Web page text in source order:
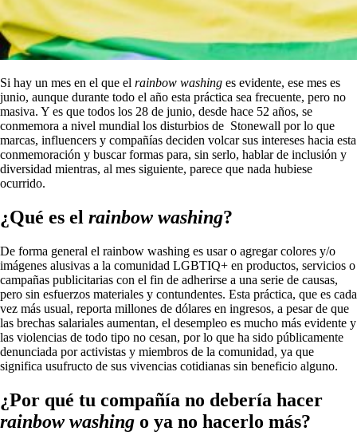
Si hay un mes en el que el rainbow washing es evidente, ese mes es
junio, aunque durante todo el año esta práctica sea frecuente, pero no
masiva. Y es que todos los 28 de junio, desde hace 52 años, se
conmemora a nivel mundial los disturbios de Stonewall por lo que
marcas, influencers y compañías deciden volcar sus intereses hacia esta
conmemoración y buscar formas para, sin serlo, hablar de inclusión y
diversidad mientras, al mes siguiente, parece que nada hubiese
ocurrido.
¿Qué es el rainbow washing?
De forma general el rainbow washing es usar o agregar colores y/o
imágenes alusivas a la comunidad LGBTIQ+ en productos, servicios o
campañas publicitarias con el fin de adherirse a una serie de causas,
pero sin esfuerzos materiales y contundentes. Esta práctica, que es cada
vez más usual, reporta millones de dólares en ingresos, a pesar de que
las brechas salariales aumentan, el desempleo es mucho más evidente y
las violencias de todo tipo no cesan, por lo que ha sido públicamente
denunciada por activistas y miembros de la comunidad, ya que
significa usufructo de sus vivencias cotidianas sin beneficio alguno.
¿Por qué tu compañía no debería hacer
rainbow washing o ya no hacerlo más?